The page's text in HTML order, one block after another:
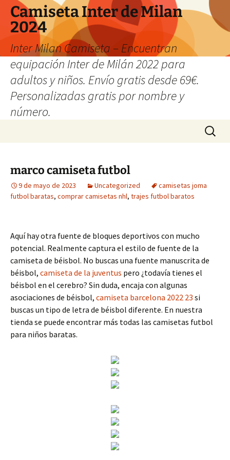
Camiseta Inter de Milan
2024
Inter Milan Camiseta – Encuentran
equipación Inter de Milán 2022 para
adultos y niños. Envío gratis desde 69€.
Personalizadas gratis por nombre y
número.
Buscar:
marco camiseta futbol
9 de mayo de 2023 Uncategorized
camisetas joma
futbol baratas, comprar camisetas nhl, trajes futbol baratos
Aquí hay otra fuente de bloques deportivos con mucho
potencial. Realmente captura el estilo de fuente de la
camiseta de béisbol. No buscas una fuente manuscrita de
béisbol, camiseta de la juventus pero ¿todavía tienes el
béisbol en el cerebro? Sin duda, encaja con algunas
asociaciones de béisbol, camiseta barcelona 2022 23 si
buscas un tipo de letra de béisbol diferente. En nuestra
tienda se puede encontrar más todas las camisetas futbol
para niños baratas.